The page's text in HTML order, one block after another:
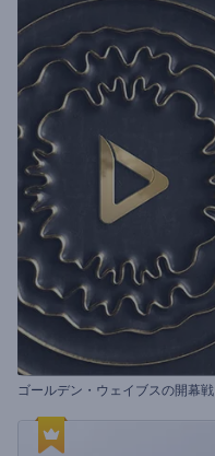
ゴールデン・ウェイブスの開幕戦